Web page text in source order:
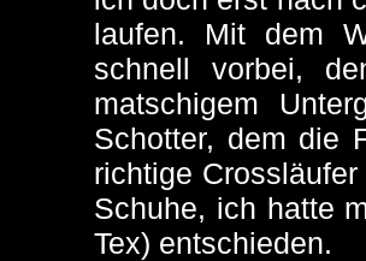
laufen. Mit dem
schnell vorbei,
matschigem
Schotter, dem die
richtige
Schuhe, ich hatte
Tex) entschieden.